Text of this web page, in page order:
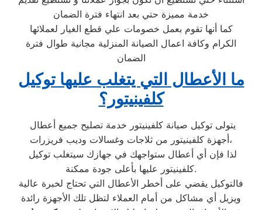
خدمة مميزة حتي بعد انتهاء فترة الضمان
كما أنها تقوم بعمل خصومات علي قطع الغيار لعملائها
الكرام وكافة اعمال الصيانة المنزلية مجانية طوال فترة
الضمان
ما الأعطال التي يتغلب عليها توكيل
كلفينيتور؟
أجهزة كلفينيتور من ثلاجات وغسالات وديب فريزرات،
كلفينيتور عليها بأعلى جودة ممكنة.
فالتوكيل يقضي على أخطر الأعطال التي تحتاج لخبرة عالية
ويزيل أي مشاكل من أمام العملاء لتظل تلك الأجهزة رائدة